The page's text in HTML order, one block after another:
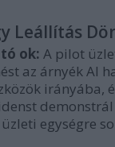
Leállítás
ok: A pilot
az árnyék AI
irányába,
egységre